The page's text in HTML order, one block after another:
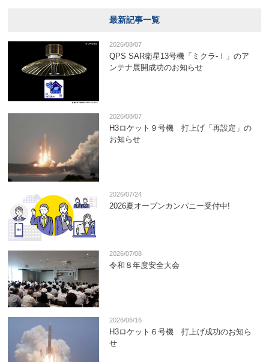
最新記事一覧
2026/08/07
QPS SAR衛星13号機「ミクラ-Ⅰ」のア
ンテナ展開成功のお知らせ
2026/08/07
H3ロケット９号機 打上げ「再設定」の
お知らせ
2026/07/24
2026夏オープンカンパニー受付中!
2026/07/08
令和８年度安全大会
2026/06/16
H3ロケット６号機 打上げ成功のお知ら
せ